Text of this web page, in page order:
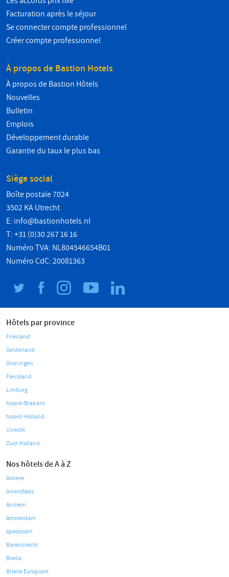
Facturation après le séjour
Se connecter compte professionnel
Créer compte professionnel
À propos de Bastion Hotels
À propos de Bastion Hôtels
Nouvelles
Bulletin
Emplois
Développement durable
Garantie du taux le plus bas
Siège social
Boîte postale 7024
3502 KA Utrecht
E: info@bastionhotels.nl
T: +31 (0)30 267 16 16
Numéro TVA: NL804546654B01
Numéro CdC: 20081363
Hôtels par province
Friesland
Gelderland
Groningen
Flevoland
Limburg
Noord-Brabant
Noord-Holland
Utrecht
Zuid-Holland
Nos hôtels de A à Z
Almere
Amersfoort
Arnhem
Amsterdam
Apeldoorn
Barendrecht
Breda
Brielle Europoort